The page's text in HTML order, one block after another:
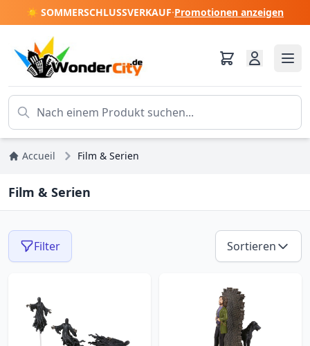
☀️ SOMMERSCHLUSSVERKAUF·Promotionen anzeigen
Accueil Film & Serien
Film & Serien
Filter Sortieren